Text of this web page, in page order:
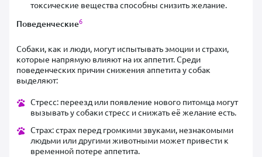
токсические вещества способны снизить желание.
Поведенческие6
Собаки, как и люди, могут испытывать эмоции и страхи,
которые напрямую влияют на их аппетит. Среди
поведенческих причин снижения аппетита у собак
выделяют:
Стресс: переезд или появление нового питомца могут
вызывать у собаки стресс и снижать её желание есть.
Страх: страх перед громкими звуками, незнакомыми
людьми или другими животными может привести к
временной потере аппетита.